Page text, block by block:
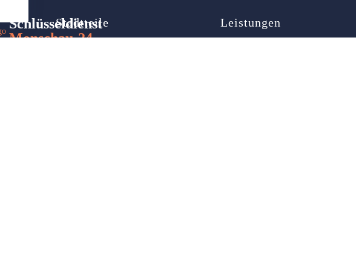
Schlüsseldienst
Monschau-24
Stadtteile Leistungen